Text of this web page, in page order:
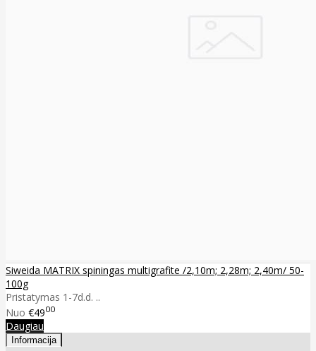
Siweida MATRIX spiningas multigrafite /2,10m; 2,28m; 2,40m/ 50-
100g
Pristatymas 1-7d.d. ..
Nuo €4900
Daugiau
Informacija